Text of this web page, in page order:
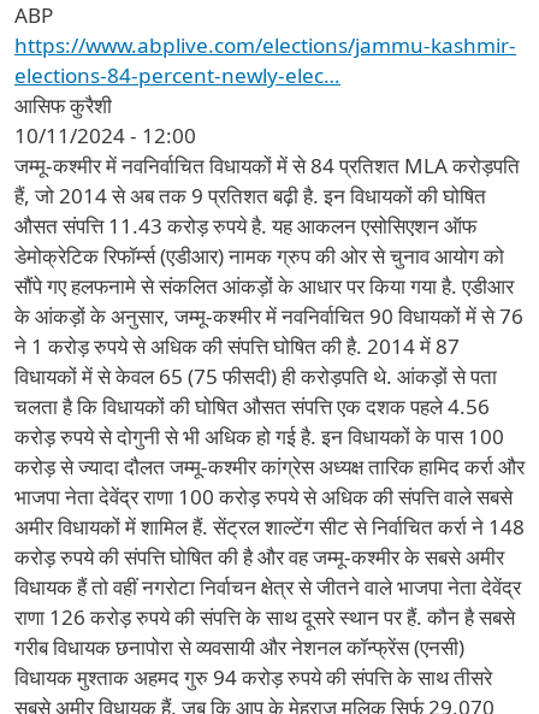
ABP
https://www.abplive.com/elections/jammu-kashmir-
elections-84-percent-newly-elec…
आसिफ कुरैशी
10/11/2024 - 12:00
जम्मू-कश्मीर में नवनिर्वाचित विधायकों में से 84 प्रतिशत MLA करोड़पति
हैं, जो 2014 से अब तक 9 प्रतिशत बढ़ी है. इन विधायकों की घोषित
औसत संपत्ति 11.43 करोड़ रुपये है. यह आकलन एसोसिएशन ऑफ
डेमोक्रेटिक रिफॉर्म्स (एडीआर) नामक ग्रुप की ओर से चुनाव आयोग को
सौंपे गए हलफनामे से संकलित आंकड़ों के आधार पर किया गया है. एडीआर
के आंकड़ों के अनुसार, जम्मू-कश्मीर में नवनिर्वाचित 90 विधायकों में से 76
ने 1 करोड़ रुपये से अधिक की संपत्ति घोषित की है. 2014 में 87
विधायकों में से केवल 65 (75 फीसदी) ही करोड़पति थे. आंकड़ों से पता
चलता है कि विधायकों की घोषित औसत संपत्ति एक दशक पहले 4.56
करोड़ रुपये से दोगुनी से भी अधिक हो गई है. इन विधायकों के पास 100
करोड़ से ज्यादा दौलत जम्मू-कश्मीर कांग्रेस अध्यक्ष तारिक हामिद कर्रा और
भाजपा नेता देवेंद्र राणा 100 करोड़ रुपये से अधिक की संपत्ति वाले सबसे
अमीर विधायकों में शामिल हैं. सेंट्रल शाल्टेंग सीट से निर्वाचित कर्रा ने 148
करोड़ रुपये की संपत्ति घोषित की है और वह जम्मू-कश्मीर के सबसे अमीर
विधायक हैं तो वहीं नगरोटा निर्वाचन क्षेत्र से जीतने वाले भाजपा नेता देवेंद्र
राणा 126 करोड़ रुपये की संपत्ति के साथ दूसरे स्थान पर हैं. कौन है सबसे
गरीब विधायक छनापोरा से व्यवसायी और नेशनल कॉन्फ्रेंस (एनसी)
विधायक मुश्ताक अहमद गुरु 94 करोड़ रुपये की संपत्ति के साथ तीसरे
सबसे अमीर विधायक हैं. जब कि आप के मेहराज मलिक सिर्फ 29,070